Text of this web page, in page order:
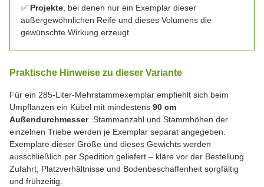
✅ Projekte, bei denen nur ein Exemplar dieser
außergewöhnlichen Reife und dieses Volumens die
gewünschte Wirkung erzeugt
Praktische Hinweise zu dieser Variante
Für ein 285-Liter-Mehrstammexemplar empfiehlt sich beim
Umpflanzen ein Kübel mit mindestens 90 cm
Außendurchmesser. Stammanzahl und Stammhöhen der
einzelnen Triebe werden je Exemplar separat angegeben.
Exemplare dieser Größe und dieses Gewichts werden
ausschließlich per Spedition geliefert – kläre vor der Bestellung
Zufahrt, Platzverhältnisse und Bodenbeschaffenheit sorgfältig
und frühzeitig.